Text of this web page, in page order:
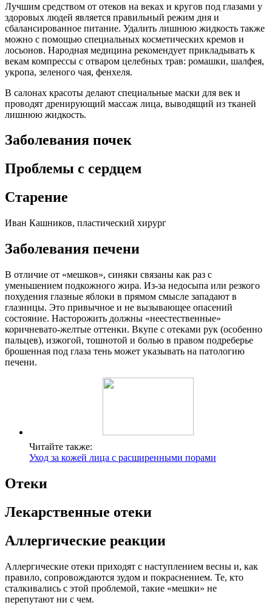
Лучшим средством от отеков на веках и кругов под глазами у
здоровых людей является правильный режим дня и
сбалансированное питание. Удалить лишнюю жидкость также
можно с помощью специальных косметических кремов и
лосьонов. Народная медицина рекомендует прикладывать к
векам компрессы с отваром целебных трав: ромашки, шалфея,
укропа, зеленого чая, фенхеля.
В салонах красоты делают специальные маски для век и
проводят дренирующий массаж лица, выводящий из тканей
лишнюю жидкость.
Заболевания почек
Проблемы с сердцем
Старение
Иван Кашников, пластический хирург
Заболевания печени
В отличие от «мешков», синяки связаны как раз с
уменьшением подкожного жира. Из-за недосыпа или резкого
похудения глазные яблоки в прямом смысле западают в
глазницы. Это привычное и не вызывающее опасений
состояние. Насторожить должны «неестественные»
коричневато-желтые оттенки. Вкупе с отеками рук (особенно
пальцев), изжогой, тошнотой и болью в правом подреберье
брошенная под глаза тень может указывать на патологию
печени.
Читайте также:
Уход за кожей лица с расширенными порами
Отеки
Лекарственные отеки
Аллергические реакции
Аллергические отеки приходят с наступлением весны и, как
правило, сопровождаются зудом и покраснением. Те, кто
сталкивались с этой проблемой, такие «мешки» не
перепутают ни с чем.